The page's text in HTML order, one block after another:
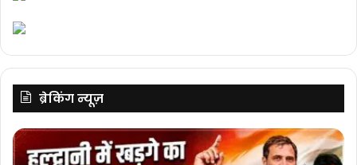
ब्रेकिंग न्यूज़